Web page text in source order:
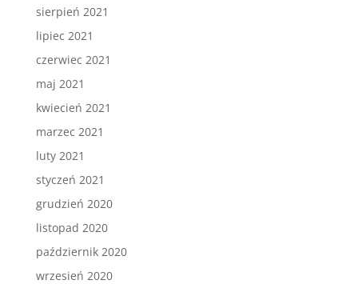
sierpień 2021
lipiec 2021
czerwiec 2021
maj 2021
kwiecień 2021
marzec 2021
luty 2021
styczeń 2021
grudzień 2020
listopad 2020
październik 2020
wrzesień 2020